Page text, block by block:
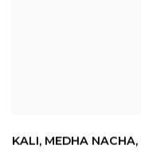
KALI, MEDHA NACHA,